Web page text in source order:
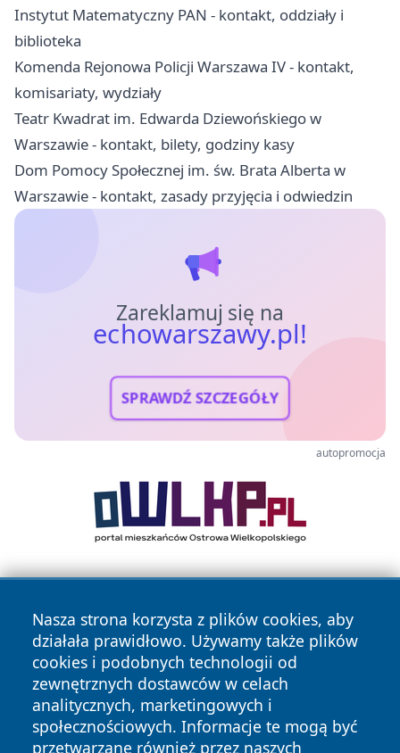
Instytut Matematyczny PAN - kontakt, oddziały i
biblioteka
Komenda Rejonowa Policji Warszawa IV - kontakt,
komisariaty, wydziały
Teatr Kwadrat im. Edwarda Dziewońskiego w
Warszawie - kontakt, bilety, godziny kasy
Dom Pomocy Społecznej im. św. Brata Alberta w
Warszawie - kontakt, zasady przyjęcia i odwiedzin
Zareklamuj się na
echowarszawy.pl!
SPRAWDŹ SZCZEGÓŁY
autopromocja
Nasza strona korzysta z plików cookies, aby
działała prawidłowo. Używamy także plików
cookies i podobnych technologii od
zewnętrznych dostawców w celach
analitycznych, marketingowych i
społecznościowych. Informacje te mogą być
przetwarzane również przez naszych
Copyright © 2026 echowarszawy.pl Wszystkie prawa
zastrzeżone.